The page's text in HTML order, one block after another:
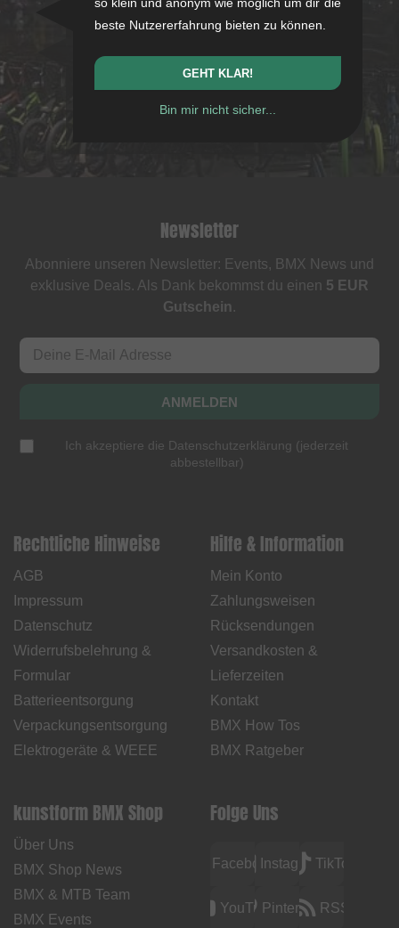
Rotebühlstr. 63, 70178 Stuttgart
Mo-Fr: 11-13 & 14-18
Sa: 11-16
+49/711/21954890
Newsletter
Abonniere unseren Newsletter: Events, BMX News und
exklusive Deals. Als Dank bekommst du einen 5 EUR
Gutschein.
ANMELDEN
Ich akzeptiere die Datenschutzerklärung (jederzeit
abbestellbar)
Rechtliche Hinweise
AGB
Impressum
Datenschutz
Widerrufsbelehrung &
Formular
Batterieentsorgung
Verpackungsentsorgung
Elektrogeräte & WEEE
Hilfe & Information
Mein Konto
Zahlungsweisen
Rücksendungen
Versandkosten &
Lieferzeiten
Kontakt
BMX How Tos
BMX Ratgeber
kunstform BMX Shop
Über Uns
BMX Shop News
BMX & MTB Team
BMX Events
Folge Uns
FacebookInstagramTikTok
YouTubePinterest RSS
beste Nutzererfahrung bieten zu können.
GEHT KLAR!
Bin mir nicht sicher...